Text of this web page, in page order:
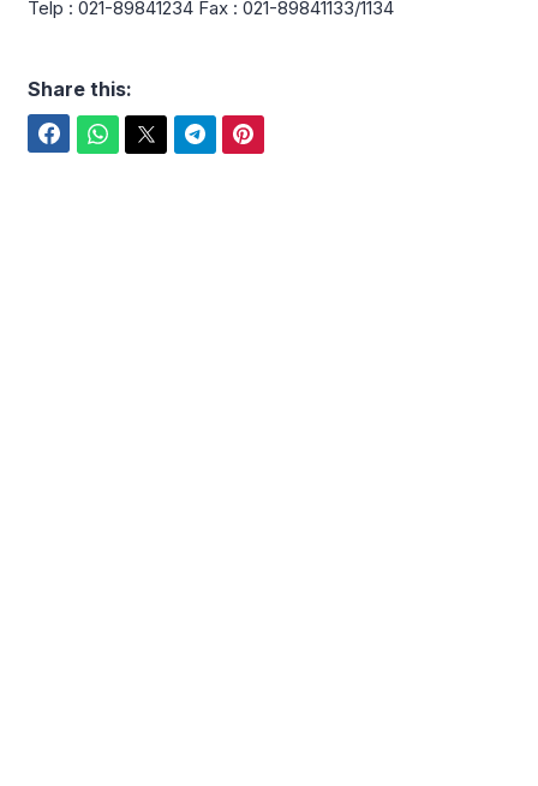
Telp : 021-89841234 Fax : 021-89841133/1134
Share this: